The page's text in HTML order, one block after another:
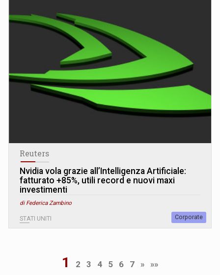
Reuters
Nvidia vola grazie all’Intelligenza Artificiale:
fatturato +85%, utili record e nuovi maxi
investimenti
di Federica Zambino
STATI UNITI Corporate
1 2 3 4 5 6 7 » »»